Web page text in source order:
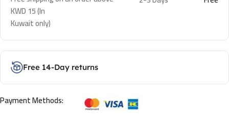
KWD 15 (In
Kuwait only)
Free 14-Day returns
Payment Methods: